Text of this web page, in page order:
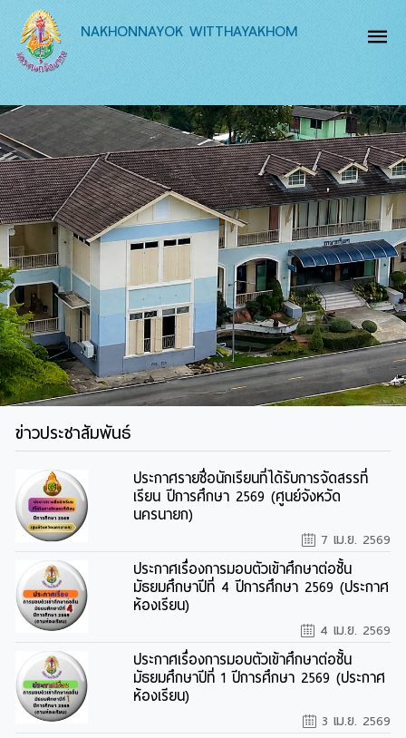
NAKHONNAYOK WITTHAYAKHOM
ข่าวประชาสัมพันธ์
ประกาศรายชื่อนักเรียนที่ได้รับการจัดสรรที่
เรียน ปีการศึกษา 2569 (ศูนย์จังหวัด
นครนายก)
7 เม.ย. 2569
ประกาศเรื่องการมอบตัวเข้าศึกษาต่อชั้น
มัธยมศึกษาปีที่ 4 ปีการศึกษา 2569 (ประกาศ
ห้องเรียน)
4 เม.ย. 2569
ประกาศเรื่องการมอบตัวเข้าศึกษาต่อชั้น
มัธยมศึกษาปีที่ 1 ปีการศึกษา 2569 (ประกาศ
ห้องเรียน)
3 เม.ย. 2569